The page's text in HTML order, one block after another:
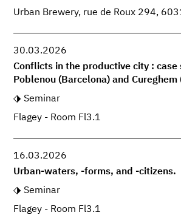
Urban Brewery, rue de Roux 294,
30.03.2026
Conflicts in the productive city : case
Poblenou (Barcelona) and Cureghem
Seminar
Flagey - Room Fl3.1
16.03.2026
Urban-waters, -forms, and -citizens.
Seminar
Flagey - Room Fl3.1